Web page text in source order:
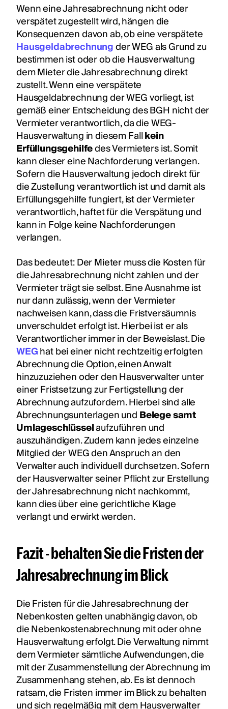
Wenn eine Jahresabrechnung nicht oder
verspätet zugestellt wird, hängen die
Konsequenzen davon ab, ob eine verspätete
Hausgeldabrechnungder WEG als Grund zu
bestimmen ist oder ob die Hausverwaltung
dem Mieter die Jahresabrechnung direkt
zustellt. Wenn eine verspätete
Hausgeldabrechnung der WEG vorliegt, ist
gemäß einer Entscheidung des BGH nicht der
Vermieter verantwortlich, da die WEG-
Hausverwaltung in diesem Fallkein
Erfüllungsgehilfedes Vermieters ist. Somit
kann dieser eine Nachforderung verlangen.
Sofern die Hausverwaltung jedoch direkt für
die Zustellung verantwortlich ist und damit als
Erfüllungsgehilfe fungiert, ist der Vermieter
verantwortlich, haftet für die Verspätung und
kann in Folge keine Nachforderungen
verlangen.
Das bedeutet: Der Mieter muss die Kosten für
die Jahresabrechnung nicht zahlen und der
Vermieter trägt sie selbst. Eine Ausnahme ist
nur dann zulässig, wenn der Vermieter
nachweisen kann, dass die Fristversäumnis
unverschuldet erfolgt ist. Hierbei ist er als
Verantwortlicher immer in der Beweislast. Die
WEGhat bei einer nicht rechtzeitig erfolgten
Abrechnung die Option, einen Anwalt
hinzuzuziehen oder den Hausverwalter unter
einer Fristsetzung zur Fertigstellung der
Abrechnung aufzufordern. Hierbei sind alle
Abrechnungsunterlagen undBelege samt
Umlageschlüsselaufzuführen und
auszuhändigen. Zudem kann jedes einzelne
Mitglied der WEG den Anspruch an den
Verwalter auch individuell durchsetzen. Sofern
der Hausverwalter seiner Pflicht zur Erstellung
der Jahresabrechnung nicht nachkommt,
kann dies über eine gerichtliche Klage
verlangt und erwirkt werden.
Fazit - behalten Sie die Fristen der
Jahresabrechnung im Blick
Die Fristen für die Jahresabrechnung der
Nebenkosten gelten unabhängig davon, ob
die Nebenkostenabrechnung mit oder ohne
Hausverwaltung erfolgt. Die Verwaltung nimmt
dem Vermieter sämtliche Aufwendungen, die
mit der Zusammenstellung der Abrechnung im
Zusammenhang stehen, ab. Es ist dennoch
ratsam, die Fristen immer im Blick zu behalten
und sich regelmäßig mit dem Hausverwalter